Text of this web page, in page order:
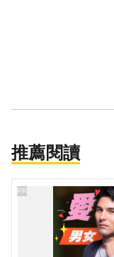
推薦閱讀
PR